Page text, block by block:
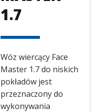
1.7
Wóz wiercący Face
Master 1.7 do niskich
pokładów jest
przeznaczony do
wykonywania